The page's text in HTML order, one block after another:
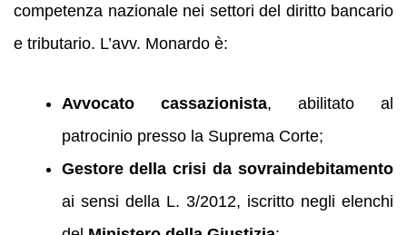
competenza nazionale nei settori del diritto bancario
e tributario. L’avv. Monardo è:
Avvocato cassazionista, abilitato al
patrocinio presso la Suprema Corte;
Gestore della crisi da sovraindebitamento
ai sensi della L. 3/2012, iscritto negli elenchi